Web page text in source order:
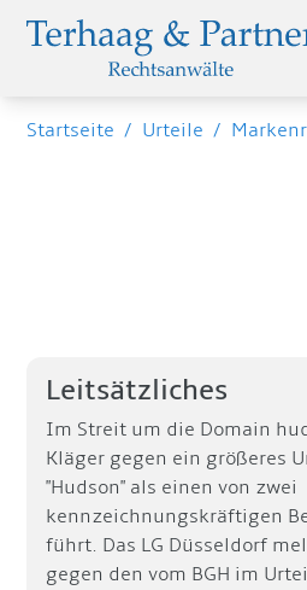
Startseite / Urteile /
Leitsätzliches
Im Streit um die Domain
Kläger gegen ein größeres
"Hudson" als einen von zwei
kennzeichnungskräftigen
führt. Das LG Düsseldorf
gegen den vom BGH im